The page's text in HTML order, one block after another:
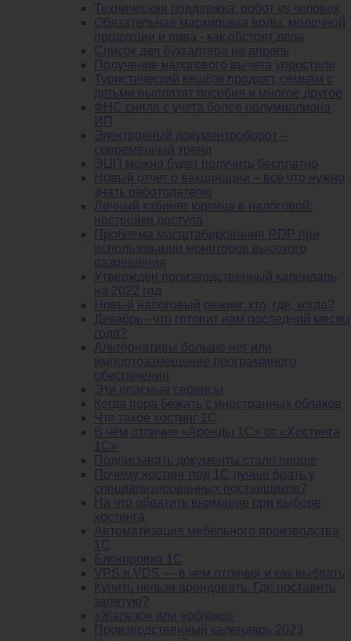
Техническая поддержка: робот vs человек
Обязательная маркировка воды, молочной
продукции и пива - как обстоят дела
Список дел бухгалтера на апрель
Получение налогового вычета упростили
Туристический кешбэк продлят, семьям с
детьми выплатят пособия и многое другое
ФНС сняла с учета более полумиллиона
ИП
Электронный документооборот –
современный тренд
ЭЦП можно будет получить бесплатно
Новый отчет о вакцинации – все что нужно
знать работодателю
Личный кабинет юрлица в налоговой:
настройки доступа
Проблема масштабирования RDP при
использовании мониторов высокого
разрешения
Утвержден производственный календарь
на 2022 год
Новый налоговый режим: кто, где, когда?
Декабрь - что готовит нам последний месяц
года?
Альтернативы больше нет или
импортозамещение программного
обеспечения
Эти опасные сервисы
Когда пора бежать с иностранных облаков
Что такое хостинг 1С
В чем отличие «Аренды 1С» от «Хостинга
1С»
Подписывать документы стало проще
Почему хостинг под 1С лучше брать у
специализированных поставщиков?
На что обратить внимание при выборе
хостинга
Автоматизация мебельного производства
1С
Блокировка 1С
VPS и VDS — в чем отличия и как выбрать
Купить нельзя арендовать. Где поставить
запятую?
«Железо» или «облако»
Производственный календарь 2023